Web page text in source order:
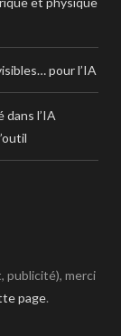
pour l’IA
dans l’IA
publicité), merci
page.